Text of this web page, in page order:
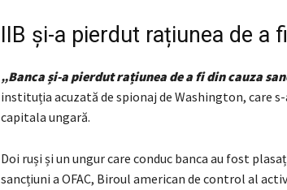
IIB și-a pierdut rațiunea de a
„Banca și-a pierdut rațiunea de a fi din cauza
instituția acuzată de spionaj de Washington, care
capitala ungară.
Doi ruși și un ungur care conduc banca au fost
sancțiuni a OFAC, Biroul american de control al